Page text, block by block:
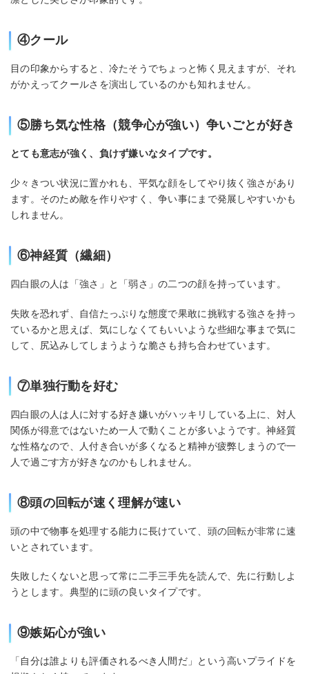
④クール
目の印象からすると、冷たそうでちょっと怖く見えますが、それ
がかえってクールさを演出しているのかも知れません。
⑤勝ち気な性格（競争心が強い）争いごとが好き
とても意志が強く、負けず嫌いなタイプです。
少々きつい状況に置かれも、平気な顔をしてやり抜く強さがあり
ます。そのため敵を作りやすく、争い事にまで発展しやすいかも
しれません。
⑥神経質（繊細）
四白眼の人は「強さ」と「弱さ」の二つの顔を持っています。
失敗を恐れず、自信たっぷりな態度で果敢に挑戦する強さを持っ
ているかと思えば、気にしなくてもいいような些細な事まで気に
して、尻込みしてしまうような脆さも持ち合わせています。
⑦単独行動を好む
四白眼の人は人に対する好き嫌いがハッキリしている上に、対人
関係が得意ではないため一人で動くことが多いようです。神経質
な性格なので、人付き合いが多くなると精神が疲弊しまうので一
人で過ごす方が好きなのかもしれません。
⑧頭の回転が速く理解が速い
頭の中で物事を処理する能力に長けていて、頭の回転が非常に速
いとされています。
失敗したくないと思って常に二手三手先を読んで、先に行動しよ
うとします。典型的に頭の良いタイプです。
⑨嫉妬心が強い
「自分は誰よりも評価されるべき人間だ」という高いプライドを